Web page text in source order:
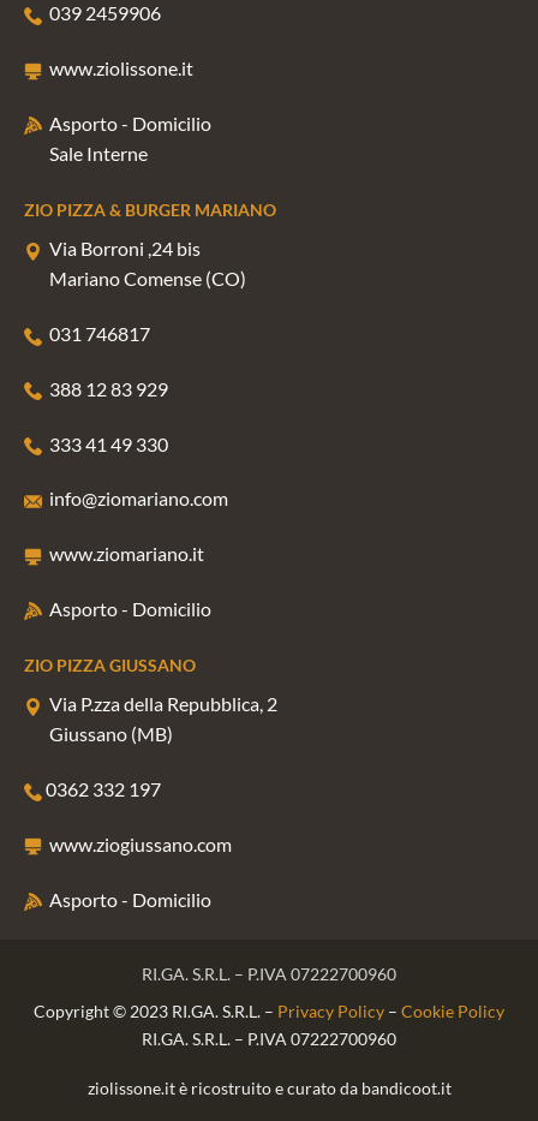
039 2459906
www.ziolissone.it
Asporto - Domicilio
Sale Interne
ZIO PIZZA & BURGER MARIANO
Via Borroni ,24 bis
Mariano Comense (CO)
031 746817
388 12 83 929
333 41 49 330
info@ziomariano.com
www.ziomariano.it
Asporto - Domicilio
ZIO PIZZA GIUSSANO
Via P.zza della Repubblica, 2
Giussano (MB)
0362 332 197
www.ziogiussano.com
Asporto - Domicilio
RI.GA. S.R.L. – P.IVA 07222700960
Copyright © 2023 RI.GA. S.R.L. – Privacy Policy – Cookie Policy
RI.GA. S.R.L. – P.IVA 07222700960
ziolissone.it è ricostruito e curato da bandicoot.it